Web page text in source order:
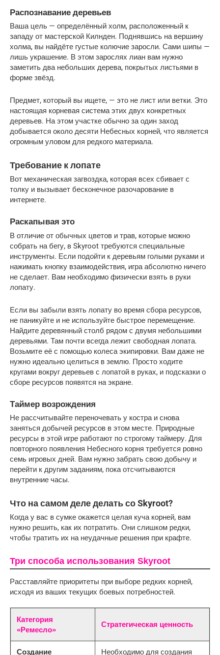
Распознавание деревьев
Ваша цель — определённый холм, расположенный к
западу от мастерской Килнден. Поднявшись на вершину
холма, вы найдёте густые колючие заросли. Сами шипы —
лишь украшение. В этом зарослях лиан вам нужно
заметить два небольших дерева, покрытых листьями в
форме звёзд.
Предмет, который вы ищете, — это не лист или ветки. Это
настоящая корневая система этих двух конкретных
деревьев. На этом участке обычно за один заход
добывается около десяти Небесных корней, что является
огромным уловом для редкого материала.
Требование к лопате
Вот механическая загвоздка, которая всех сбивает с
толку и вызывает бесконечное разочарование в
интернете.
Раскапывая это
В отличие от обычных цветов и трав, которые можно
собрать на бегу, в Skyroot требуются специальные
инструменты. Если подойти к деревьям голыми руками и
нажимать кнопку взаимодействия, игра абсолютно ничего
не сделает. Вам необходимо физически взять в руки
лопату.
Если вы забыли взять лопату во время сбора ресурсов,
не паникуйте и не используйте быстрое перемещение.
Найдите деревянный столб рядом с двумя небольшими
деревьями. Там почти всегда лежит свободная лопата.
Возьмите её с помощью колеса экипировки. Вам даже не
нужно идеально целиться в землю. Просто ходите
кругами вокруг деревьев с лопатой в руках, и подсказки о
сборе ресурсов появятся на экране.
Таймер возрождения
Не рассчитывайте переночевать у костра и снова
заняться добычей ресурсов в этом месте. Природные
ресурсы в этой игре работают по строгому таймеру. Для
повторного появления Небесного корня требуется ровно
семь игровых дней. Вам нужно забрать свою добычу и
перейти к другим заданиям, пока отсчитываются
внутренние часы.
Что на самом деле делать со Skyroot?
Когда у вас в сумке окажется целая куча корней, вам
нужно решить, как их потратить. Они слишком редки,
чтобы тратить их на неудачные решения при крафте.
Три способа использования Skyroot
Расставляйте приоритеты при выборе редких корней,
исходя из ваших текущих боевых потребностей.
Категория
«Ремесло»
Стратегическая ценность
Создание Необходимо для создания